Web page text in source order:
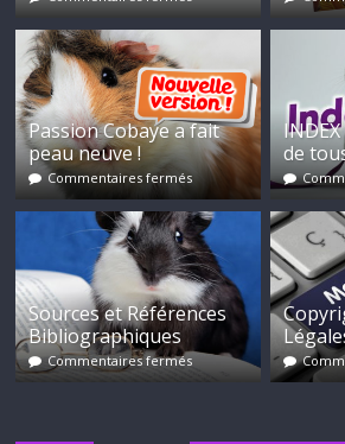
Passion Cobaye a fait
peau neuve !
Commentaires fermés
de
Sources et Références
Bibliographiques
Commentaires fermés